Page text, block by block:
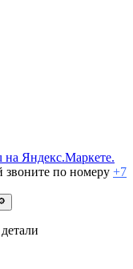
звоните по номеру +7